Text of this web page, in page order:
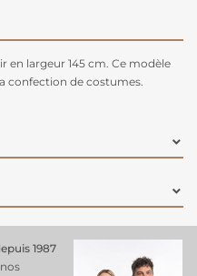
en largeur 145 cm. Ce modèle
confection de costumes.
1987